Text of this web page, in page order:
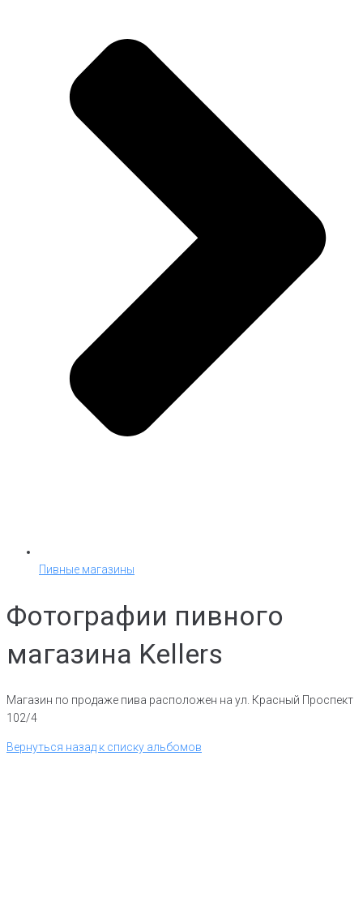
Пивные магазины
Фотографии пивного
магазина Kellers
Магазин по продаже пива расположен на ул. Красный Проспект
102/4
Вернуться назад к списку альбомов